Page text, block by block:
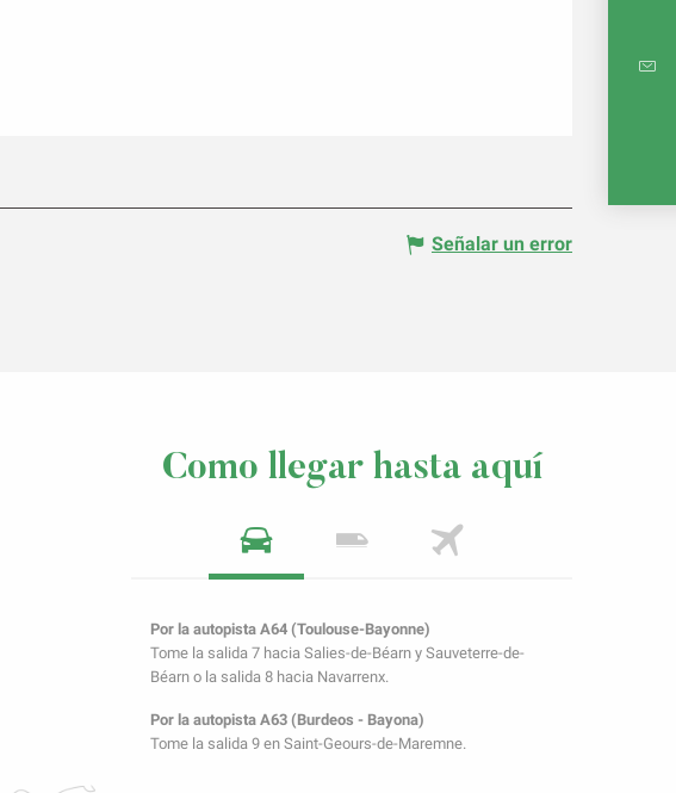
Señalar un error
Como llegar hasta aquí
Por la autopista A64 (Toulouse-Bayonne)
Tome la salida 7 hacia Salies-de-Béarn y Sauveterre-de-
Béarn o la salida 8 hacia Navarrenx.
Por la autopista A63 (Burdeos - Bayona)
Tome la salida 9 en Saint-Geours-de-Maremne.